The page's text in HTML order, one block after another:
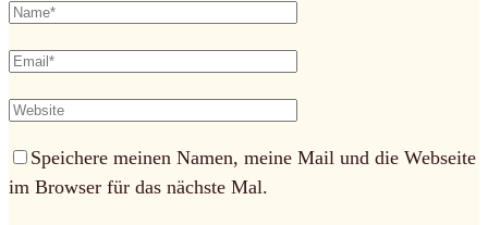
Speichere meinen Namen, meine Mail und die Webseite
im Browser für das nächste Mal.